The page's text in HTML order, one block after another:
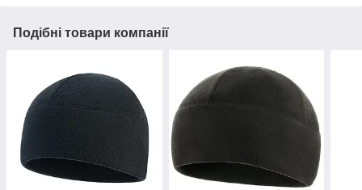
Подібні товари компанії